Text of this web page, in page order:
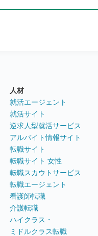
人材
就活エージェント
就活サイト
逆求人型就活サービス
アルバイト情報サイト
転職サイト
転職サイト 女性
転職スカウトサービス
転職エージェント
看護師転職
介護転職
ハイクラス・
ミドルクラス転職